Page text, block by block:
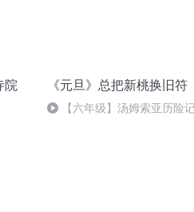
院 《元旦》总把新桃换旧符
【六年级】汤姆索亚历险记